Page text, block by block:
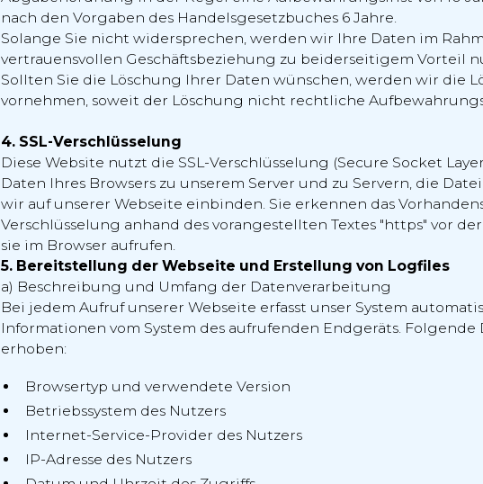
nach den Vorgaben des Handelsgesetzbuches 6 Jahre.
Solange Sie nicht widersprechen, werden wir Ihre Daten im
vertrauensvollen Geschäftsbeziehung zu beiderseitigem Vorteil
Sollten Sie die Löschung Ihrer Daten wünschen, werden wir die
vornehmen, soweit der Löschung nicht rechtliche
4. SSL-Verschlüsselung
Diese Website nutzt die SSL-Verschlüsselung (Secure Socket
Daten Ihres Browsers zu unserem Server und zu Servern, die
wir auf unserer Webseite einbinden. Sie erkennen das
Verschlüsselung anhand des vorangestellten Textes "https" vor
sie im Browser aufrufen.
5. Bereitstellung der Webseite und Erstellung von Logfiles
a) Beschreibung und Umfang der Datenverarbeitung
Bei jedem Aufruf unserer Webseite erfasst unser System
Informationen vom System des aufrufenden Endgeräts.
erhoben:
Browsertyp und verwendete Version
Betriebssystem des Nutzers
Internet-Service-Provider des Nutzers
IP-Adresse des Nutzers